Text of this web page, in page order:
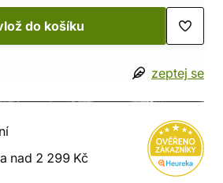
do košíku
zeptej se
nad 2 299 Kč